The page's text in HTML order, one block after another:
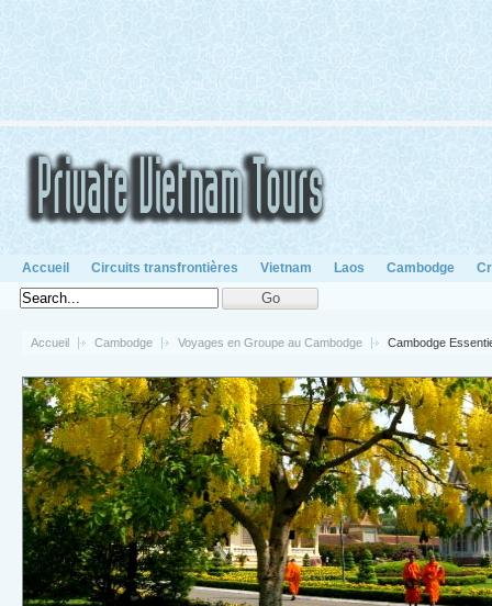
Accueil Circuits transfrontières Vietnam Laos Cambodge
Accueil Cambodge Voyages en Groupe au Cambodge Cambodge